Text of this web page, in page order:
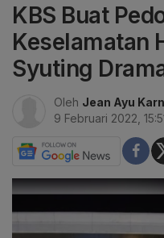
KBS Buat
Keselamatan
Syuting
Oleh Jean Ayu
9 Februari 2022,